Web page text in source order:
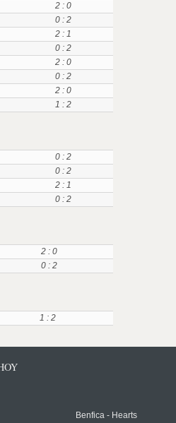
2 : 0
0 : 2
2 : 1
0 : 2
2 : 0
0 : 2
2 : 0
1 : 2
0 : 2
0 : 2
2 : 1
0 : 2
2 : 0
0 : 2
1 : 2
Benfica - Hearts